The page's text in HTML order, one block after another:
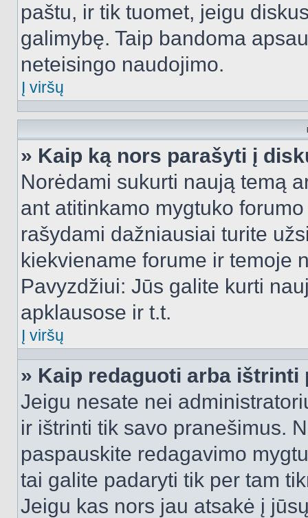
paštu, ir tik tuomet, jeigu
galimybę. Taip bandoma
neteisingo naudojimo.
Į viršų
» Kaip ką nors parašyti į
Norėdami sukurti naują temą
ant atitinkamo mygtuko
rašydami dažniausiai turite
kiekviename forume ir temoje
Pavyzdžiui: Jūs galite kurti
apklausose ir t.t.
Į viršų
» Kaip redaguoti arba ištrinti
Jeigu nesate nei
ir ištrinti tik savo pranešimus.
paspauskite redagavimo
tai galite padaryti tik per tam
Jeigu kas nors jau atsakė į